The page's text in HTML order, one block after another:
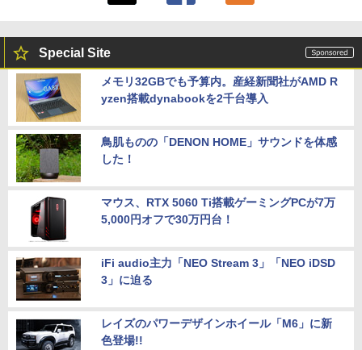
Special Site
メモリ32GBでも予算内。産経新聞社がAMD R
yzen搭載dynabookを2千台導入
鳥肌ものの「DENON HOME」サウンドを体感
した！
マウス、RTX 5060 Ti搭載ゲーミングPCが7万
5,000円オフで30万円台！
iFi audio主力「NEO Stream 3」「NEO iDSD
3」に迫る
レイズのパワーデザインホイール「M6」に新
色登場!!